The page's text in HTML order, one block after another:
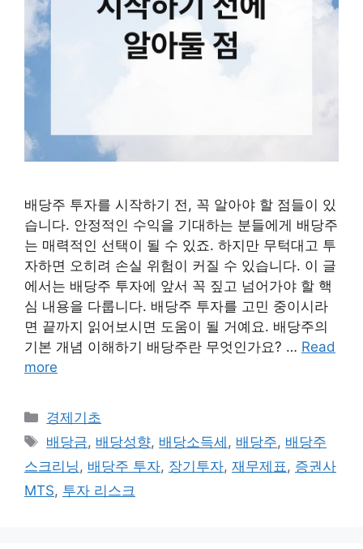
배당주 투자를 시작하기 전, 꼭 알아야 할 점들이 있
습니다. 안정적인 수익을 기대하는 분들에게 배당주
는 매력적인 선택이 될 수 있죠. 하지만 무턱대고 투
자하면 오히려 손실 위험이 커질 수 있습니다. 이 글
에서는 배당주 투자에 앞서 꼭 짚고 넘어가야 할 핵
심 내용을 다룹니다. 배당주 투자를 고민 중이시라
면 끝까지 읽어보시면 도움이 될 거예요. 배당주의
기본 개념 이해하기 배당주란 무엇인가요? … Read
more
Categories
경제기초
Tags
배당금, 배당성향, 배당소득세 , 배당주, 배당주
스크리닝 , 배당주 투자, 장기투자, 재무제표 , 증권사
MTS, 투자 리스크